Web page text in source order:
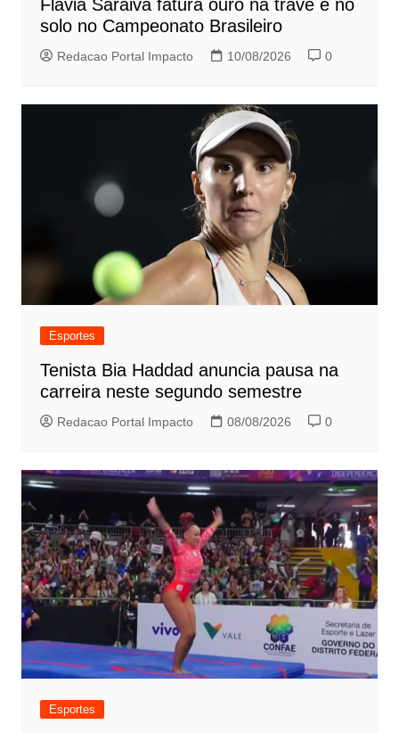
Flávia Saraiva fatura ouro na trave e no
solo no Campeonato Brasileiro
Redacao Portal Impacto 10/08/2026 0
Esportes
Tenista Bia Haddad anuncia pausa na
carreira neste segundo semestre
Redacao Portal Impacto 08/08/2026 0
Esportes